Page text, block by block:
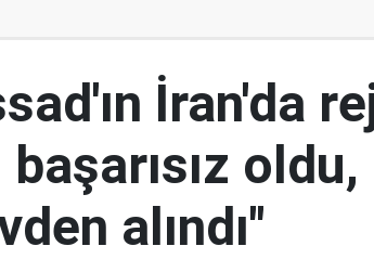
İran'da
başarısız
alındı"